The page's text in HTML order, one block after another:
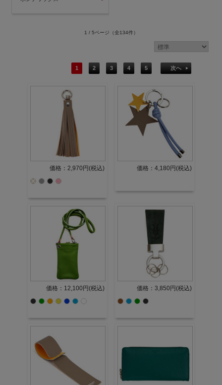
1 / 5ページ （全134件）
1 2 3 4 5 次へ
価格：2,970円(税込) 価格：4,180円(税込)
価格：12,100円(税込) 価格：3,850円(税込)